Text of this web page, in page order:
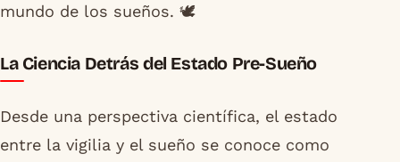
mundo de los sueños. 🕊️
La Ciencia Detrás del Estado Pre-Sueño
Desde una perspectiva científica, el estado
entre la vigilia y el sueño se conoce como